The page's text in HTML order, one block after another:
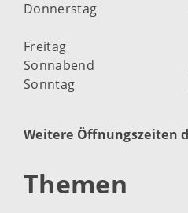
Donnerstag
Freitag
Sonnabend
Sonntag
Weitere Öffnungszeiten
Themen